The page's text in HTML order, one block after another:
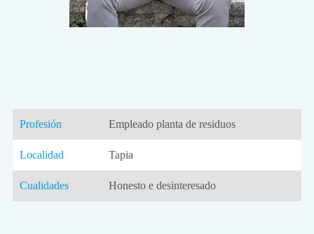
Profesión Empleado planta de residuos
Localidad Tapia
Cualidades Honesto e desinteresado